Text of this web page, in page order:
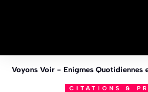
CITATIONS &